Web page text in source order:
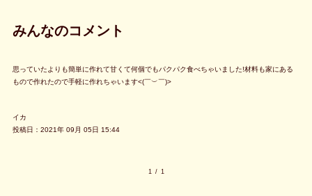
みんなのコメント
思っていたよりも簡単に作れて甘くて何個でもパクパク食べちゃいました!材料も家にある
もので作れたので手軽に作れちゃいます<(￣︶￣)>
イカ
投稿日：2021年 09月 05日 15:44
1 / 1